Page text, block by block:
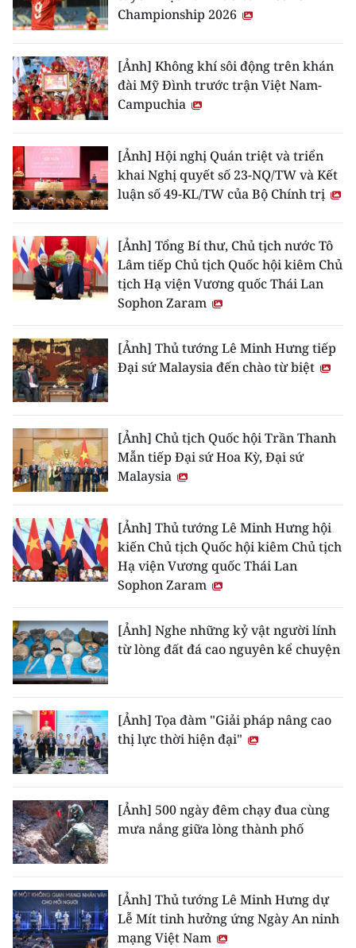
Championship 2026
[Ảnh] Không khí sôi động trên khán
đài Mỹ Đình trước trận Việt Nam-
Campuchia
[Ảnh] Hội nghị Quán triệt và triển
khai Nghị quyết số 23-NQ/TW và Kết
luận số 49-KL/TW của Bộ Chính trị
[Ảnh] Tổng Bí thư, Chủ tịch nước Tô
Lâm tiếp Chủ tịch Quốc hội kiêm Chủ
tịch Hạ viện Vương quốc Thái Lan
Sophon Zaram
[Ảnh] Thủ tướng Lê Minh Hưng tiếp
Đại sứ Malaysia đến chào từ biệt
[Ảnh] Chủ tịch Quốc hội Trần Thanh
Mẫn tiếp Đại sứ Hoa Kỳ, Đại sứ
Malaysia
[Ảnh] Thủ tướng Lê Minh Hưng hội
kiến Chủ tịch Quốc hội kiêm Chủ tịch
Hạ viện Vương quốc Thái Lan
Sophon Zaram
[Ảnh] Nghe những kỷ vật người lính
từ lòng đất đá cao nguyên kể chuyện
[Ảnh] Tọa đàm "Giải pháp nâng cao
thị lực thời hiện đại"
[Ảnh] 500 ngày đêm chạy đua cùng
mưa nắng giữa lòng thành phố
[Ảnh] Thủ tướng Lê Minh Hưng dự
Lễ Mít tinh hưởng ứng Ngày An ninh
mạng Việt Nam